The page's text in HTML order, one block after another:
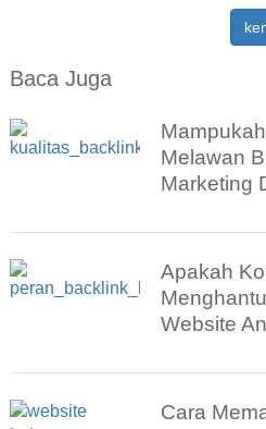
Baca Juga
Melawan
Marketing
Apakah
Website
Cara